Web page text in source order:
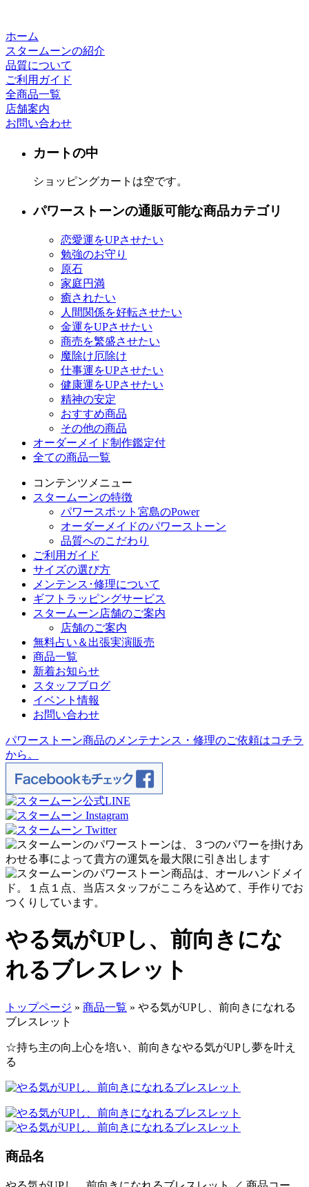
ホーム
スタームーンの紹介
品質について
ご利用ガイド
全商品一覧
店舗案内
お問い合わせ
カートの中
ショッピングカートは空です。
パワーストーンの通販可能な商品カテゴリ
恋愛運をUPさせたい
勉強のお守り
原石
家庭円満
癒されたい
人間関係を好転させたい
金運をUPさせたい
商売を繁盛させたい
魔除け厄除け
仕事運をUPさせたい
健康運をUPさせたい
精神の安定
おすすめ商品
その他の商品
オーダーメイド制作鑑定付
全ての商品一覧
コンテンツメニュー
スタームーンの特徴
パワースポット宮島のPower
オーダーメイドのパワーストーン
品質へのこだわり
ご利用ガイド
サイズの選び方
メンテンス･修理について
ギフトラッピングサービス
スタームーン店舗のご案内
店舗のご案内
無料占い＆出張実演販売
商品一覧
新着お知らせ
スタッフブログ
イベント情報
お問い合わせ
パワーストーン商品のメンテナンス・修理のご依頼はコチラ
から。
やる気がUPし、前向きにな
れるブレスレット
トップページ » 商品一覧 » やる気がUPし、前向きになれる
ブレスレット
☆持ち主の向上心を培い、前向きなやる気がUPし夢を叶え
る
商品名